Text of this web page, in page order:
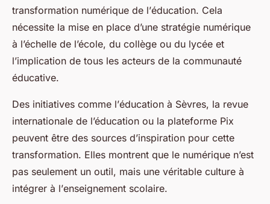
transformation numérique de l’éducation. Cela
nécessite la mise en place d’une stratégie numérique
à l’échelle de l’école, du collège ou du lycée et
l’implication de tous les acteurs de la communauté
éducative.
Des initiatives comme l’éducation à Sèvres, la revue
internationale de l’éducation ou la plateforme Pix
peuvent être des sources d’inspiration pour cette
transformation. Elles montrent que le numérique n’est
pas seulement un outil, mais une véritable culture à
intégrer à l’enseignement scolaire.